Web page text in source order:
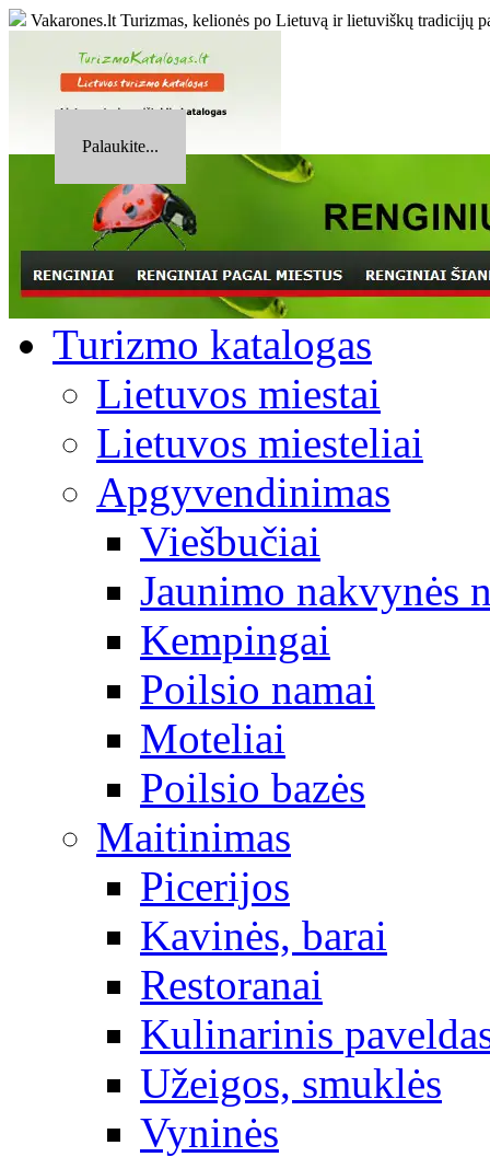
Vakarones.lt Turizmas, kelionės po Lietuvą ir lietuviškų tradicijų
Turizmo katalogas
Lietuvos miestai
Lietuvos miesteliai
Apgyvendinimas
Viešbučiai
Jaunimo nakvynės
Kempingai
Poilsio namai
Moteliai
Poilsio bazės
Maitinimas
Picerijos
Kavinės, barai
Restoranai
Kulinarinis
Užeigos, smuklės
Vyninės
Palaukite...